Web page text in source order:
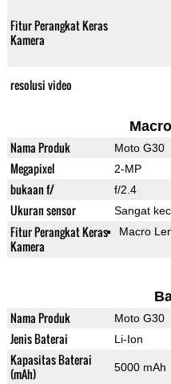
Fitur Perangkat Keras
Kamera
resolusi video
Nama Produk Moto G30
Megapixel 2-MP
bukaan f/ f/2.4
Ukuran sensor Sangat
Fitur Perangkat Keras
Kamera
Macro
Nama Produk Moto G30
Jenis Baterai Li-Ion
Kapasitas Baterai
(mAh)
5000 mAh